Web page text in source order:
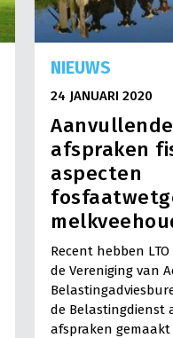
NIEUWS
24 JANUARI 2020
Aanvullende
afspraken
aspecten
Recent hebben
de Vereniging van
de Belastingdienst
afspraken